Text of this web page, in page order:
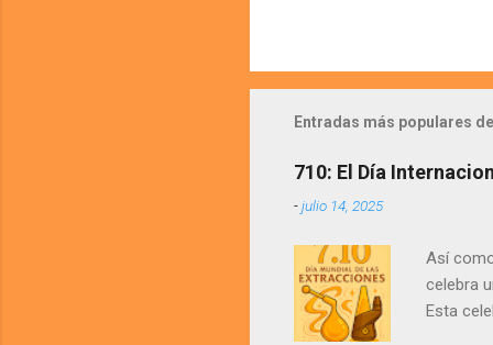
Entradas más populares
710: El Día
-julio 14, 2025
Así
celebra
Esta